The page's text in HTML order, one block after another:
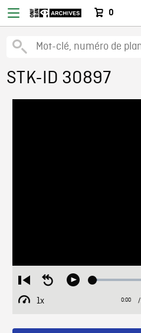
0
STK-ID 30897
Restart
from
beginning
Seek
Play Loaded:
1x
Playback
Current
0:00 /